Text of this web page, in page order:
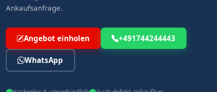
Ankaufsanfrage.
Angebot einholen +491744244443
WhatsApp